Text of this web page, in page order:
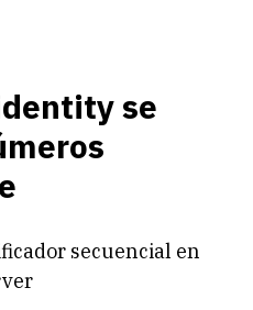
se
secuencial en